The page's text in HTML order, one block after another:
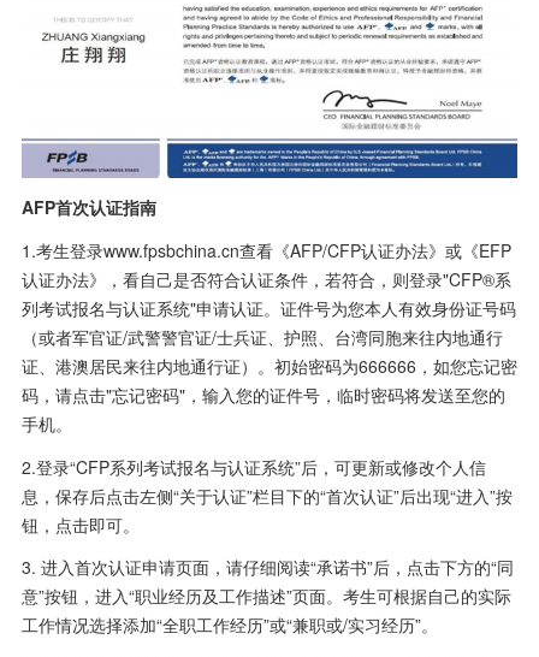
AFP首次认证指南
1.考生登录www.fpsbchina.cn查看《AFP/CFP认证办法》或《EFP
认证办法》，看自己是否符合认证条件，若符合，则登录"CFP®系
列考试报名与认证系统"申请认证。证件号为您本人有效身份证号码
（或者军官证/武警警官证/士兵证、护照、台湾同胞来往内地通行
证、港澳居民来往内地通行证）。初始密码为666666，如您忘记密
码，请点击"忘记密码"，输入您的证件号，临时密码将发送至您的
手机。
2.登录“CFP系列考试报名与认证系统”后，可更新或修改个人信
息，保存后点击左侧“关于认证”栏目下的“首次认证”后出现“进入”按
钮，点击即可。
3. 进入首次认证申请页面，请仔细阅读“承诺书”后，点击下方的“同
意”按钮，进入“职业经历及工作描述”页面。考生可根据自己的实际
工作情况选择添加“全职工作经历”或“兼职或/实习经历”。